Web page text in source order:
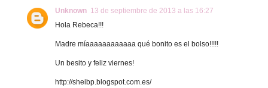
Unknown 13 de septiembre de 2013 a las 16:27
Hola Rebeca!!!
Madre míaaaaaaaaaaaa qué bonito es el bolso!!!!!
Un besito y feliz viernes!
http://sheibp.blogspot.com.es/